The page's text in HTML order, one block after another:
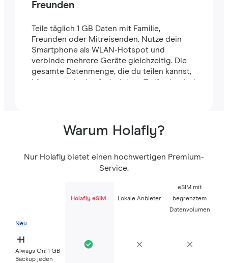
Freunden
Teile täglich 1 GB Daten mit Familie,
Freunden oder Mitreisenden. Nutze dein
Smartphone als WLAN-Hotspot und
verbinde mehrere Geräte gleichzeitig. Die
gesamte Datenmenge, die du teilen kannst,
hängt von der Laufzeit deines Tarifs ab – bei
Warum Holafly?
Nur Holafly bietet einen hochwertigen Premium-
Service.
Holafly eSIM Lokale Anbieter
eSIM mit
begrenztem
Datenvolumen
Neu
Always On: 1 GB
Backup jeden